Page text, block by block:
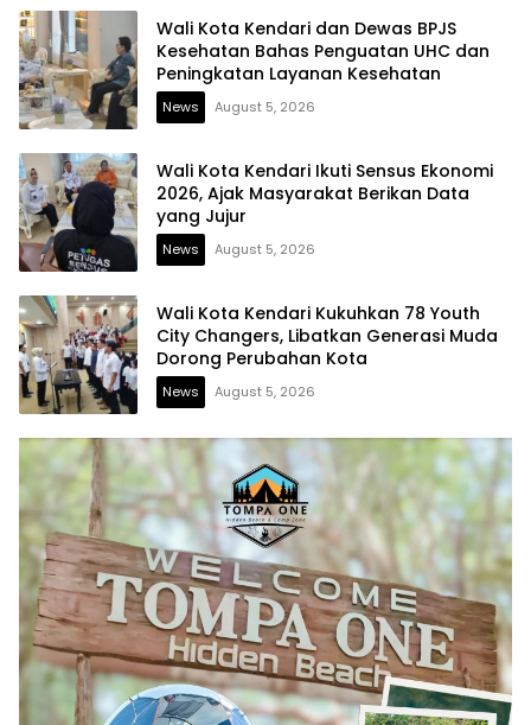
Wali Kota Kendari dan Dewas BPJS
Kesehatan Bahas Penguatan UHC dan
Peningkatan Layanan Kesehatan
News August 5, 2026
Wali Kota Kendari Ikuti Sensus Ekonomi
2026, Ajak Masyarakat Berikan Data
yang Jujur
News August 5, 2026
Wali Kota Kendari Kukuhkan 78 Youth
City Changers, Libatkan Generasi Muda
Dorong Perubahan Kota
News August 5, 2026